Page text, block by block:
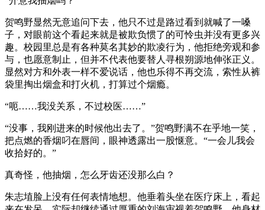
贺鸣野显然无意追问下去，他只不过是路过看到就喊了一嗓
子，对眼前这个看起来就是被欺负惯了的可怜虫并没有更多兴
趣。校园里总是有各种莫名其妙的欺凌行为，他拒绝旁观和参
与，也愿意制止，但并不代表他要替人寻根朔源地伸张正义。
显然对方和外表一样不爱说话，他也乐得不再交流，索性从裤
袋里掏出烟盒和打火机，打算过个烟瘾。
“呃……我没关系，不过校医……”
“没事，我刚进来的时候他出去了。”贺鸣野满不在乎地一笑，
把点燃的香烟叼在唇间，眼神透露出一股惬意。“一会儿我会
收拾好的。”
真奇怪，他抽烟，怎么牙齿还没那么白？
朱志埴脸上没有任何表情地想。他垂着头坐在医疗床上，看起